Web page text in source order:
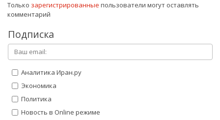
Только зарегистрированные пользователи могут оставлять
комментарий
Подписка
Аналитика Иран.ру
Экономика
Политика
Новость в Online режиме